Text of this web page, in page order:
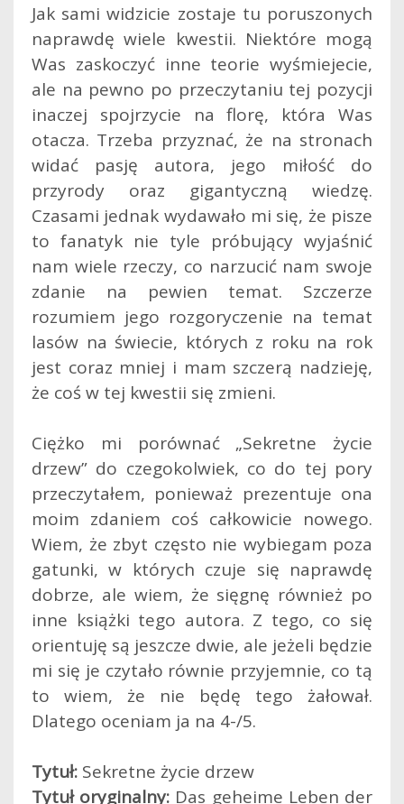
Jak sami widzicie zostaje tu poruszonych
naprawdę wiele kwestii. Niektóre mogą
Was zaskoczyć inne teorie wyśmiejecie,
ale na pewno po przeczytaniu tej pozycji
inaczej spojrzycie na florę, która Was
otacza. Trzeba przyznać, że na stronach
widać pasję autora, jego miłość do
przyrody oraz gigantyczną wiedzę.
Czasami jednak wydawało mi się, że pisze
to fanatyk nie tyle próbujący wyjaśnić
nam wiele rzeczy, co narzucić nam swoje
zdanie na pewien temat. Szczerze
rozumiem jego rozgoryczenie na temat
lasów na świecie, których z roku na rok
jest coraz mniej i mam szczerą nadzieję,
że coś w tej kwestii się zmieni.
Ciężko mi porównać „Sekretne życie
drzew” do czegokolwiek, co do tej pory
przeczytałem, ponieważ prezentuje ona
moim zdaniem coś całkowicie nowego.
Wiem, że zbyt często nie wybiegam poza
gatunki, w których czuje się naprawdę
dobrze, ale wiem, że sięgnę również po
inne książki tego autora. Z tego, co się
orientuję są jeszcze dwie, ale jeżeli będzie
mi się je czytało równie przyjemnie, co tą
to wiem, że nie będę tego żałował.
Dlatego oceniam ja na 4-/5.
Tytuł: Sekretne życie drzew
Tytuł oryginalny: Das geheime Leben der